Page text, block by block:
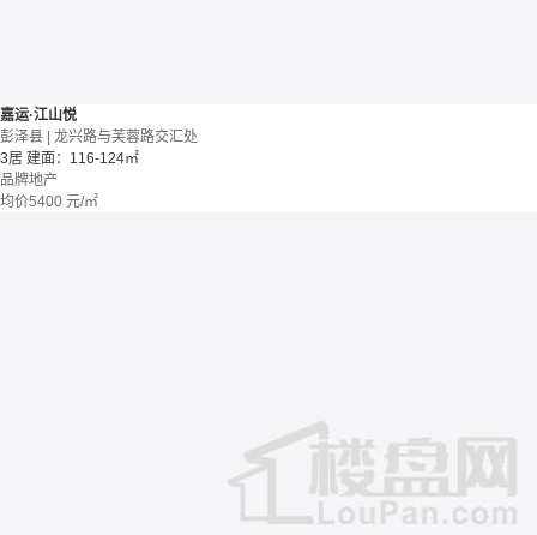
嘉运·江山悦
彭泽县 | 龙兴路与芙蓉路交汇处
3居 建面：116-124㎡
品牌地产
均价5400 元/㎡